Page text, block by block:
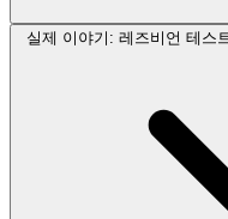
실제 이야기: 레즈비언 테스